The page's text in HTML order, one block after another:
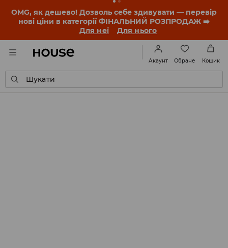
OMG, як дешево! Дозволь себе здивувати — перевір
нові ціни в категорії ФІНАЛЬНИЙ РОЗПРОДАЖ ➡️
Для неї
Для нього
Акаунт Обране Кошик
Шукати